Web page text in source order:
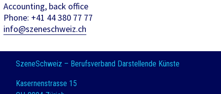
Accounting, back office
Phone: +41 44 380 77 77
info@szeneschweiz.ch
SzeneSchweiz – Berufsverband Darstellende Künste
Kasernenstrasse 15